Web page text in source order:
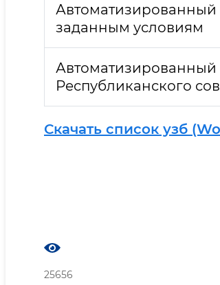
заданным условиям
Республиканского
Скачать список узб
25656